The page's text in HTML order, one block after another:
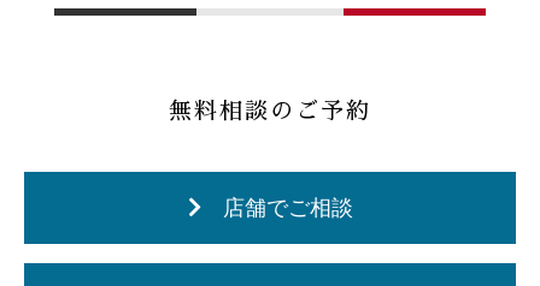
無料相談のご予約
店舗でご相談